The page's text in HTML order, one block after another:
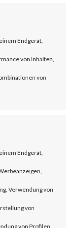
Endgerät,
von Inhalten,
von
Endgerät,
Verwendung von
von
von Profilen
2024-
This